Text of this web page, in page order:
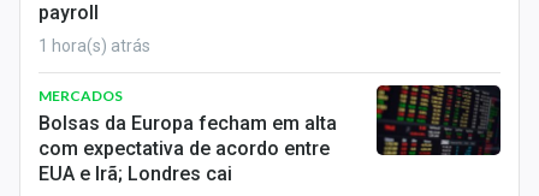
payroll
1 hora(s) atrás
MERCADOS
Bolsas da Europa fecham em alta
com expectativa de acordo entre
EUA e Irã; Londres cai